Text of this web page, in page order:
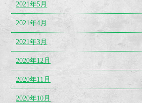
2021年5月
2021年4月
2021年3月
2020年12月
2020年11月
2020年10月